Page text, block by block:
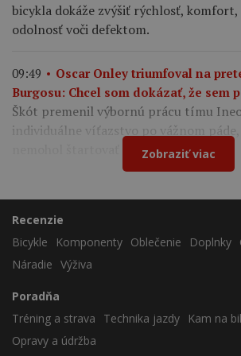
bicykla dokáže zvýšiť rýchlosť,
odolnosť voči defektom.
09:49
Oscar Onley triumfoval na
Burgosu: Chcel som dokázať, že sem
Škót premenil výbornú prácu tímu
individuálne víťazstvo po vážnom
nemohol štartovať na Tour de France.
Zobraziť viac
Recenzie
Bicykle
Komponenty Oblečenie Doplnky
Náradie Výživa
Poradňa
Tréning a strava
Technika jazdy
Kam na
Opravy a údržba